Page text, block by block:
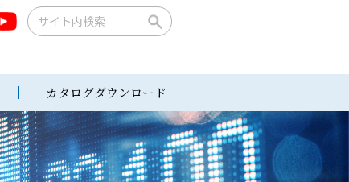
カタログダウンロード